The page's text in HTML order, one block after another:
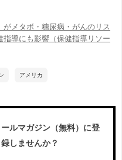
がメタボ・糖尿病・がんのリス
導にも影響（保健指導リソー
アメリカ
ルマガジン（無料）に登
録しませんか？